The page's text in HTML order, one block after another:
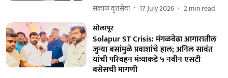
सकाळ वृत्तसेवा 17 July 2026 2min read
सोलापूर
Solapur ST Crisis: मंगळवेढा आगारातील
जुन्या बसांमुळे प्रवाशांचे हाल; अनिल सावंत
यांची परिवहन मंत्र्याकडे ५ नवीन एसटी
बसेसची मागणी